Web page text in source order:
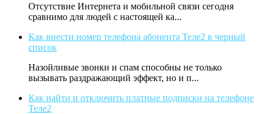
Отсутствие Интернета и мобильной связи сегодня
сравнимо для людей с настоящей ка...
Как внести номер телефона абонента Теле2 в черный
список
Назойливые звонки и спам способны не только
вызывать раздражающий эффект, но и п...
Как найти и отключить платные подписки на телефоне
Теле2